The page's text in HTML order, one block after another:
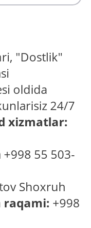
"Dostlik"
oldida
24/7
xizmatlar:
+998 55 503-
Shoxruh
raqami: +998